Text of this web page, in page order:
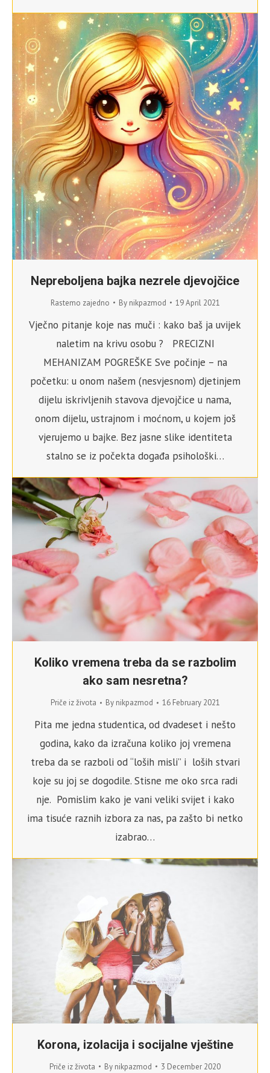
Nepreboljena bajka nezrele djevojčice
Rastemo zajedno By nikpazmod 19 April 2021
Vječno pitanje koje nas muči : kako baš ja uvijek
naletim na krivu osobu ? PRECIZNI
MEHANIZAM POGREŠKE Sve počinje – na
početku: u onom našem (nesvjesnom) djetinjem
dijelu iskrivljenih stavova djevojčice u nama,
onom dijelu, ustrajnom i moćnom, u kojem još
vjerujemo u bajke. Bez jasne slike identiteta
stalno se iz počekta događa psihološki…
Koliko vremena treba da se razbolim
ako sam nesretna?
Priče iz života By nikpazmod 16 February 2021
Pita me jedna studentica, od dvadeset i nešto
godina, kako da izračuna koliko joj vremena
treba da se razboli od “loših misli” i loših stvari
koje su joj se dogodile. Stisne me oko srca radi
nje. Pomislim kako je vani veliki svijet i kako
ima tisuće raznih izbora za nas, pa zašto bi netko
izabrao…
Korona, izolacija i socijalne vještine
Priče iz života By nikpazmod 3 December 2020